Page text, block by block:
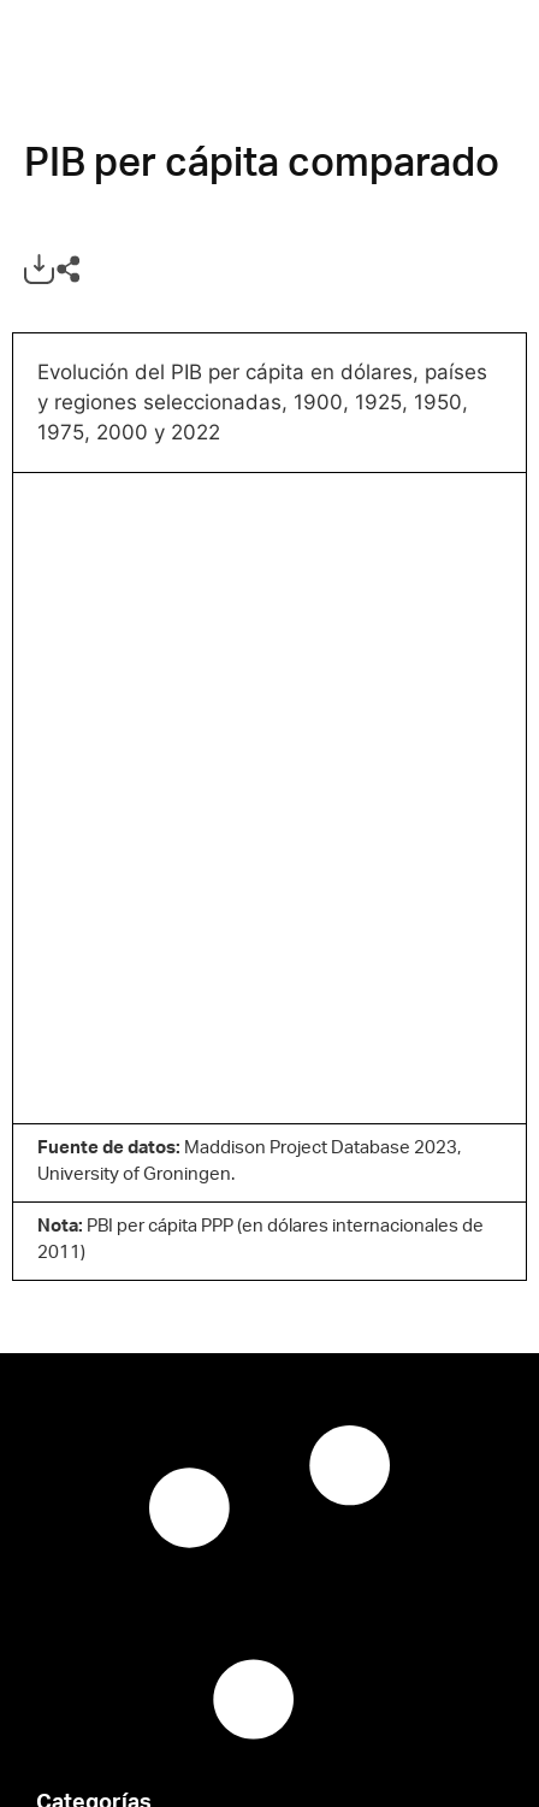
PIB per cápita comparado
Evolución del PIB per cápita en dólares, países
y regiones seleccionadas, 1900, 1925, 1950,
1975, 2000 y 2022
Fuente de datos: Maddison Project Database 2023,
University of Groningen.
Nota: PBI per cápita PPP (en dólares internacionales de
2011)